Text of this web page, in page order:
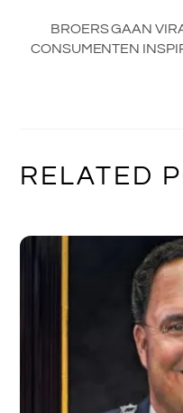
BROERS GAAN
CONSUMENTEN
RELATED